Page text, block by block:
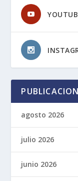
agosto 2026
julio 2026
junio 2026